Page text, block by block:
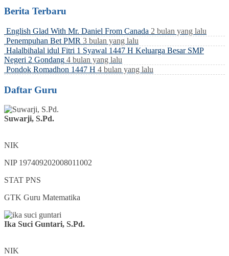
Berita Terbaru
English Glad With Mr. Daniel From Canada 2 bulan yang lalu
Penempuhan Bet PMR 3 bulan yang lalu
Halalbihalal idul Fitri 1 Syawal 1447 H Keluarga Besar SMP
Negeri 2 Gondang 4 bulan yang lalu
Pondok Romadhon 1447 H 4 bulan yang lalu
Daftar Guru
Suwarji, S.Pd.
NIK
NIP 197409202008011002
STAT PNS
GTK Guru Matematika
Ika Suci Guntari, S.Pd.
NIK